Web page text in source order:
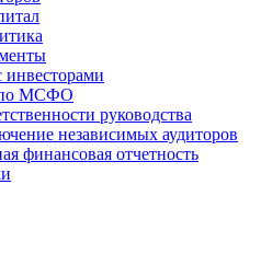
инвеcторами
по МСФО
руководства
независимых аудиторов
финансовая отчетность